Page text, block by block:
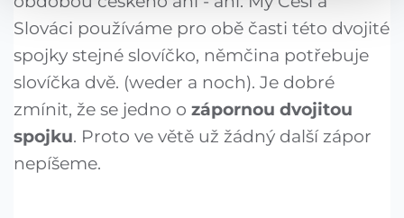
Slováci používáme pro obě časti této dvojité
spojky stejné slovíčko, němčina potřebuje
slovíčka dvě. (weder a noch). Je dobré
zmínit, že se jedno o zápornou dvojitou
spojku. Proto ve větě už žádný další zápor
nepíšeme.